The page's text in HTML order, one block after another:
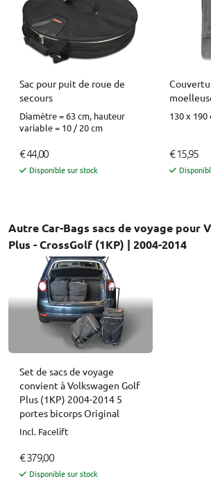
Sac pour puit de roue de
secours
Diamètre = 63 cm, hauteur
variable = 10 / 20 cm
€ 44,00
Disponible sur stock
130 x 190
€ 15,95
Autre Car-Bags sacs de voyage pour
Plus - CrossGolf (1KP) | 2004-2014
Set de sacs de voyage
convient à Volkswagen Golf
Plus (1KP) 2004-2014 5
portes bicorps Original
Incl. Facelift
€ 379,00
Disponible sur stock